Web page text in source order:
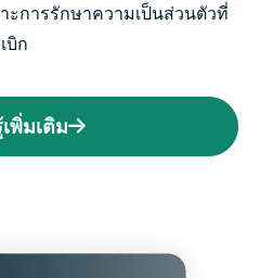
ะการรักษาความเป็นส่วนตัวที่
บิก
พิ่มเติม